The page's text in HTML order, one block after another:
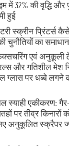
में 32% की वृद्धि और
हुई
स्क्रीन प्रिंटर्स
चुनौतियों का
एवं अनुकूली
और गतिशील मेश
ग्लास पर धब्बे लगने
स्याही एकीकरण:
पर तीव्र किनारों
अनुकूलित स्क्रैपर